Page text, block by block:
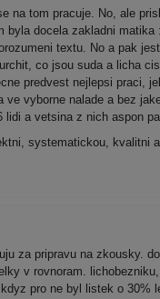
na tom pracuje. No, ale
docela zakladni
textu. No a pak
co jsou suda a licha
predvest nejlepsi praci,
vyborne nalade a bez
a vetsina z nich aspon
systematickou, kvalitni
za pripravu na zkousky.
v rovnoram.
pro ne byl listek o